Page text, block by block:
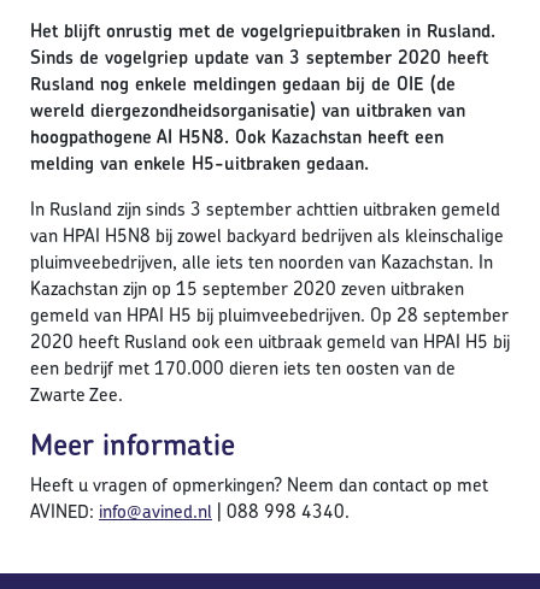
Het blijft onrustig met de vogelgriepuitbraken in Rusland.
Sinds de vogelgriep update van 3 september 2020 heeft
Rusland nog enkele meldingen gedaan bij de OIE (de
wereld diergezondheidsorganisatie) van uitbraken van
hoogpathogene AI H5N8. Ook Kazachstan heeft een
melding van enkele H5-uitbraken gedaan.
In Rusland zijn sinds 3 september achttien uitbraken gemeld
van HPAI H5N8 bij zowel backyard bedrijven als kleinschalige
pluimveebedrijven, alle iets ten noorden van Kazachstan. In
Kazachstan zijn op 15 september 2020 zeven uitbraken
gemeld van HPAI H5 bij pluimveebedrijven. Op 28 september
2020 heeft Rusland ook een uitbraak gemeld van HPAI H5 bij
een bedrijf met 170.000 dieren iets ten oosten van de
Zwarte Zee.
Meer informatie
Heeft u vragen of opmerkingen? Neem dan contact op met
AVINED: info@avined.nl | 088 998 4340.